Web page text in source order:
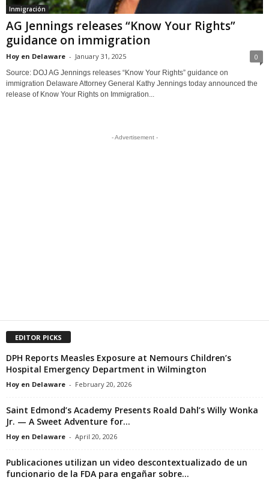
Inmigración
AG Jennings releases “Know Your Rights”
guidance on immigration
Hoy en Delaware - January 31, 2025 0
Source: DOJ AG Jennings releases “Know Your Rights” guidance on
immigration Delaware Attorney General Kathy Jennings today announced the
release of Know Your Rights on Immigration...
- Advertisement -
EDITOR PICKS
DPH Reports Measles Exposure at Nemours Children’s
Hospital Emergency Department in Wilmington
Hoy en Delaware - February 20, 2026
Saint Edmond’s Academy Presents Roald Dahl’s Willy Wonka
Jr. — A Sweet Adventure for...
Hoy en Delaware - April 20, 2026
Publicaciones utilizan un video descontextualizado de un
funcionario de la FDA para engañar sobre...